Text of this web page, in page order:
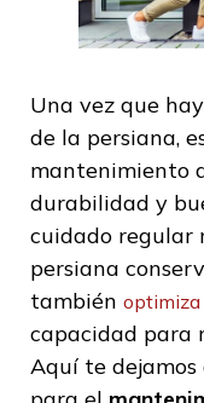
Una vez que
de la persiana,
mantenimiento
durabilidad y
cuidado regular
persiana
también optimiza
capacidad para
Aquí te dejamos